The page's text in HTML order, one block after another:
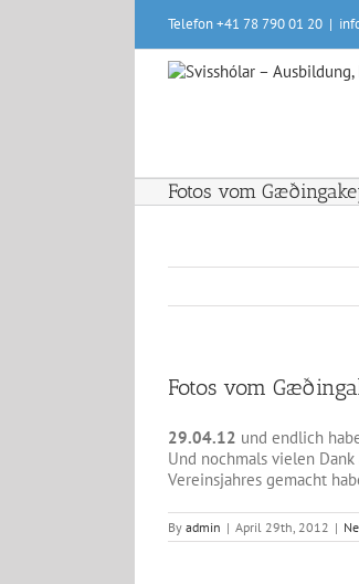
Telefon +41 78 790 01 20 |
Fotos vom
Fotos vom
29.04.12 und endlich
Und nochmals vielen
Vereinsjahres gemacht
By admin | April 29th, 2012 |